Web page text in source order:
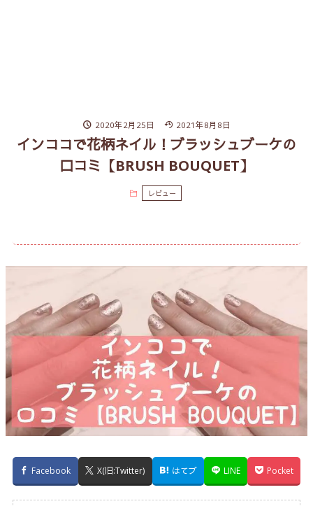
2020年2月25日 2021年8月8日
インココで花柄ネイル！ブラッシュブーケの
口コミ【BRUSH BOUQUET】
レビュー
Facebook X(旧:Twitter) はてブ LINE Pocket